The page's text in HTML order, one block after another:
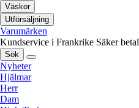
Väskor
Utförsäljning
Varumärken
Kundservice i Frankrike Säker
Sök
Nyheter
Hjälmar
Herr
Dam